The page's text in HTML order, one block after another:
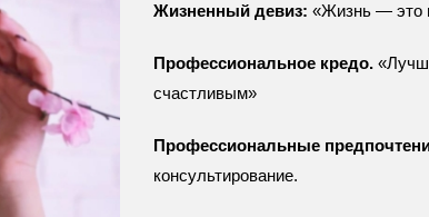
Жизненный девиз: «Жизнь — это
Профессиональное кредо.
счастливым»
Профессиональные
консультирование.